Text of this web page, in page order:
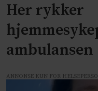
Her rykker
ambulansen
ANNONSE KUN FOR